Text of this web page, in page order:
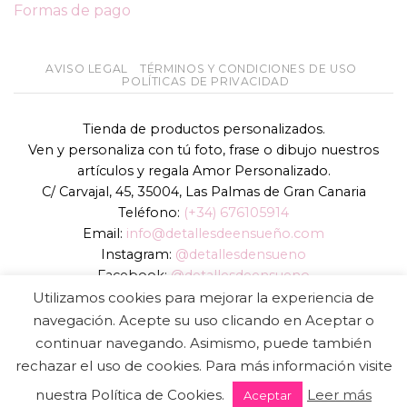
Formas de pago
AVISO LEGAL
TÉRMINOS Y CONDICIONES DE USO
POLÍTICAS DE PRIVACIDAD
Tienda de productos personalizados.
Ven y personaliza con tú foto, frase o dibujo nuestros
artículos y regala Amor Personalizado.
C/ Carvajal, 45, 35004, Las Palmas de Gran Canaria
Teléfono: (+34) 676105914
Email: info@detallesdeensueño.com
Instagram: @detallesdensueno
Facebook: @detallesdeensueno
TikTok: @detallesdensueno
Página web:www.detallesdeensueño.com
Copyright 2026 © DIGALOWEB.COM
Utilizamos cookies para mejorar la experiencia de
navegación. Acepte su uso clicando en Aceptar o
continuar navegando. Asimismo, puede también
rechazar el uso de cookies. Para más información visite
nuestra Política de Cookies.
Aceptar Leer más